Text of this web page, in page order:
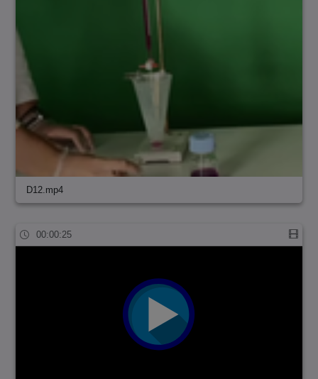
D12.mp4
00:00:25